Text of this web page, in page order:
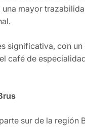
una mayor
significativa, con un
café de
sur de la región